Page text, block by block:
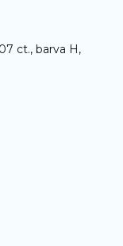
ct., barva H,